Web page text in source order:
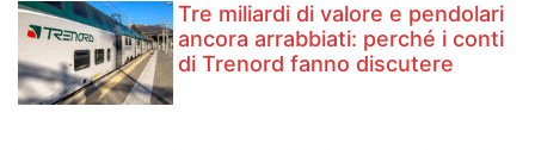
Tre miliardi di valore e pendolari
ancora arrabbiati: perché i conti
di Trenord fanno discutere